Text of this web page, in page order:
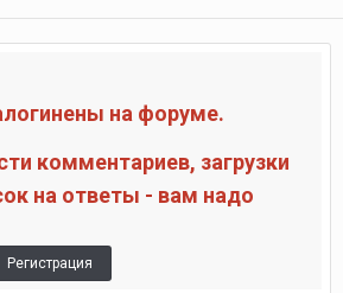
на форуме.
комментариев, загрузки
на ответы - вам надо
Регистрация